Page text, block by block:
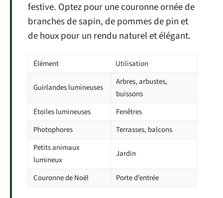
festive. Optez pour une couronne ornée de
branches de sapin, de pommes de pin et
de houx pour un rendu naturel et élégant.
Élément Utilisation
Guirlandes lumineuses
Arbres, arbustes,
buissons
Étoiles lumineuses
Fenêtres
Photophores
Terrasses, balcons
Petits animaux
lumineux
Jardin
Couronne de Noël Porte d’entrée